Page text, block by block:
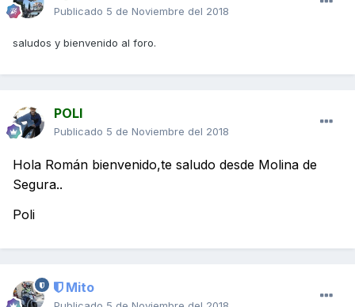
Publicado 5 de Noviembre del 2018
saludos y bienvenido al foro.
POLI
Publicado 5 de Noviembre del 2018
Hola Román bienvenido,te saludo desde Molina de
Segura..
Poli
Mito